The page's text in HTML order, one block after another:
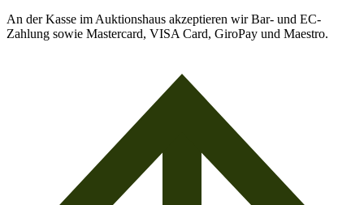
An der Kasse im Auktionshaus akzeptieren wir Bar- und EC-
Zahlung sowie Mastercard, VISA Card, GiroPay und Maestro.